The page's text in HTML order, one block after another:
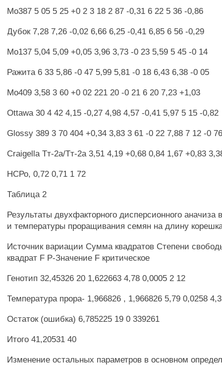
Мо387 5 05 5 25 +0 2 3 18 2 87 -0,31 6 22 5 36 -0,86
Дубок 7,28 7,26 -0,02 6,66 6,25 -0,41 6,85 6 56 -0,29
Мо137 5,04 5,09 +0,05 3,96 3,73 -0 23 5,59 5 45 -0 14
Ражита 6 33 5,86 -0 47 5,99 5,81 -0 18 6,43 6,38 -0 05
Мо409 3,58 3 60 +0 02 221 20 -0 21 6 20 7,23 +1,03
Ottawa 30 4 42 4,15 -0,27 4,98 4,57 -0,41 5,97 5 15 -0,82
Glossy 389 3 70 404 +0,34 3,83 3 61 -0 22 7,88 7 12 -0
Craigella Тт-2а/Тт-2а 3,51 4,19 +0,68 0,84 1,67 +0,83
НСРо, 0,72 0,71 1 72
Таблица 2
Результаты двухфакторного дисперсионного аначиза
и температуры проращивания семян на длину
Источник вариации Сумма квадратов Степени
квадрат F Р-Значение F критическое
Генотип 32,45326 20 1,622663 4,78 0,0005 2 12
Температура прора- 1,966826 , 1,966826 5,79 0,0258
Остаток (ошибка) 6,785225 19 0 339261
Итого 41,20531 40
Изменение остальных параметров в основном